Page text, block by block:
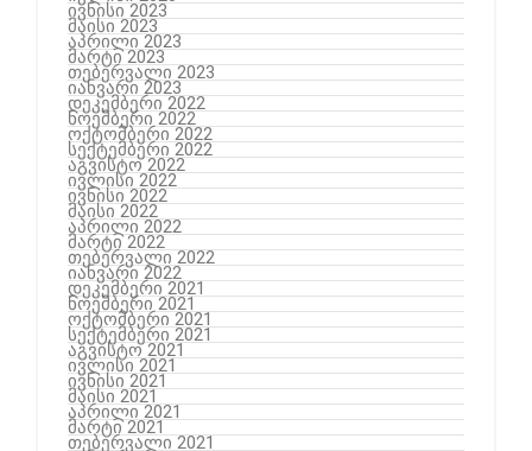
ივნისი 2023
მაისი 2023
აპრილი 2023
მარტი 2023
თებერვალი 2023
იანვარი 2023
დეკემბერი 2022
ნოემბერი 2022
ოქტომბერი 2022
სექტემბერი 2022
აგვისტო 2022
ივლისი 2022
ივნისი 2022
მაისი 2022
აპრილი 2022
მარტი 2022
თებერვალი 2022
იანვარი 2022
დეკემბერი 2021
ნოემბერი 2021
ოქტომბერი 2021
სექტემბერი 2021
აგვისტო 2021
ივლისი 2021
ივნისი 2021
მაისი 2021
აპრილი 2021
მარტი 2021
თებერვალი 2021